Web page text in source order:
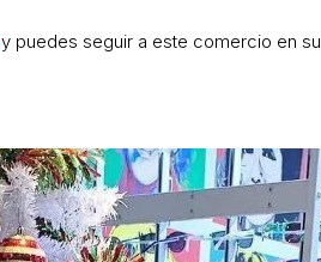
y puedes seguir a este comercio en